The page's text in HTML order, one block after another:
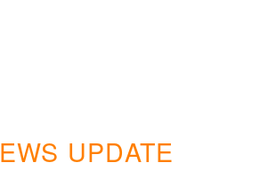
UPDATE